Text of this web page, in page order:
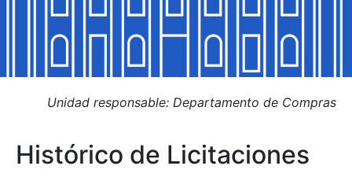
Mostrar/Ocultar
Mostrar/Ocultar
Mostrar/Ocultar
Mostrar/Ocultar
Unidad responsable: Departamento de Compras
Histórico de Licitaciones